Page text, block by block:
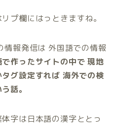
プ欄にはっときますね。
情報発信は 外国語での情報
で作ったサイトの中で 現地
グ設定すれば 海外での検
話。
字は日本語の漢字ととっ